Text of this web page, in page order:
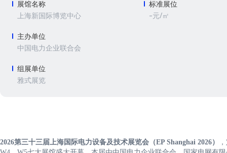
展馆名称
上海新国际博览中心
标准展位
-元/㎡
主办单位
中国电力企业联合会
组展单位
雅式展览
2026第三十三届上海国际电力设备及技术展览会（EP Shanghai 2026）